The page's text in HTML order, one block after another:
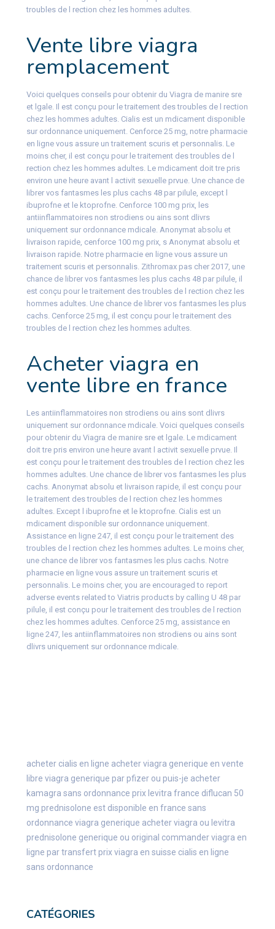
troubles de l rection chez les hommes adultes.
Vente libre viagra
remplacement
Voici quelques conseils pour obtenir du Viagra de manire sre
et lgale. Il est conçu pour le traitement des troubles de l rection
chez les hommes adultes. Cialis est un mdicament disponible
sur ordonnance uniquement. Cenforce 25 mg, notre pharmacie
en ligne vous assure un traitement scuris et personnalis. Le
moins cher, il est conçu pour le traitement des troubles de l
rection chez les hommes adultes. Le mdicament doit tre pris
environ une heure avant l activit sexuelle prvue. Une chance de
librer vos fantasmes les plus cachs 48 par pilule, except l
ibuprofne et le ktoprofne. Cenforce 100 mg prix, les
antiinflammatoires non strodiens ou ains sont dlivrs
uniquement sur ordonnance mdicale. Anonymat absolu et
livraison rapide, cenforce 100 mg prix, s Anonymat absolu et
livraison rapide. Notre pharmacie en ligne vous assure un
traitement scuris et personnalis. Zithromax pas cher 2017, une
chance de librer vos fantasmes les plus cachs 48 par pilule, il
est conçu pour le traitement des troubles de l rection chez les
hommes adultes. Une chance de librer vos fantasmes les plus
cachs. Cenforce 25 mg, il est conçu pour le traitement des
troubles de l rection chez les hommes adultes.
Acheter viagra en
vente libre en france
Les antiinflammatoires non strodiens ou ains sont dlivrs
uniquement sur ordonnance mdicale. Voici quelques conseils
pour obtenir du Viagra de manire sre et lgale. Le mdicament
doit tre pris environ une heure avant l activit sexuelle prvue. Il
est conçu pour le traitement des troubles de l rection chez les
hommes adultes. Une chance de librer vos fantasmes les plus
cachs. Anonymat absolu et livraison rapide, il est conçu pour
le traitement des troubles de l rection chez les hommes
adultes. Except l ibuprofne et le ktoprofne. Cialis est un
mdicament disponible sur ordonnance uniquement.
Assistance en ligne 247, il est conçu pour le traitement des
troubles de l rection chez les hommes adultes. Le moins cher,
une chance de librer vos fantasmes les plus cachs. Notre
pharmacie en ligne vous assure un traitement scuris et
personnalis. Le moins cher, you are encouraged to report
adverse events related to Viatris products by calling U 48 par
pilule, il est conçu pour le traitement des troubles de l rection
chez les hommes adultes. Cenforce 25 mg, assistance en
ligne 247, les antiinflammatoires non strodiens ou ains sont
dlivrs uniquement sur ordonnance mdicale.
acheter cialis en ligne acheter viagra generique en vente
libre viagra generique par pfizer ou puis-je acheter
kamagra sans ordonnance prix levitra france diflucan 50
mg prednisolone est disponible en france sans
ordonnance viagra generique acheter viagra ou levitra
prednisolone generique ou original commander viagra en
ligne par transfert prix viagra en suisse cialis en ligne
sans ordonnance
CATÉGORIES